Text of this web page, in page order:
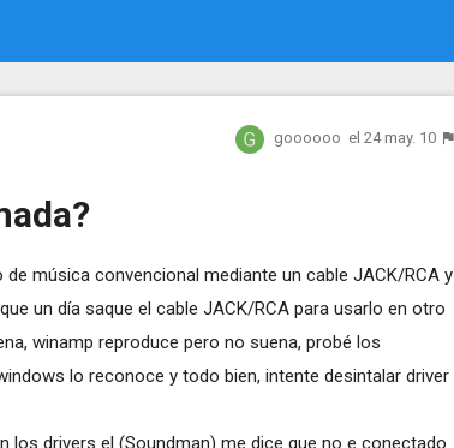
goooooo el 24 may. 10
música convencional mediante un cable JACK/RCA y
un día saque el cable JACK/RCA para usarlo en otro
winamp reproduce pero no suena, probé los
lo reconoce y todo bien, intente desintalar driver
los drivers el (Soundman) me dice que no e conectado